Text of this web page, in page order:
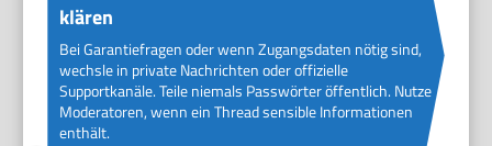
klären
Bei Garantiefragen oder wenn Zugangsdaten nötig sind,
wechsle in private Nachrichten oder offizielle
Supportkanäle. Teile niemals Passwörter öffentlich. Nutze
Moderatoren, wenn ein Thread sensible Informationen
enthält.